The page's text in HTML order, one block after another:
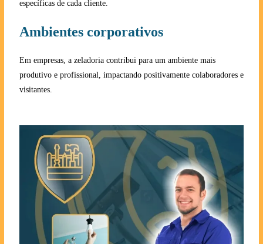
específicas de cada cliente.
Ambientes corporativos
Em empresas, a zeladoria contribui para um ambiente mais
produtivo e profissional, impactando positivamente colaboradores e
visitantes.